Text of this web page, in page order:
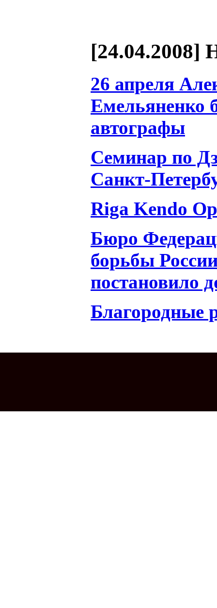
[24.04.2008]
26 апреля
Емельяненко
автографы
Семинар по
Санкт-
Riga Kendo
Бюро
борьбы
постановило
Благородные